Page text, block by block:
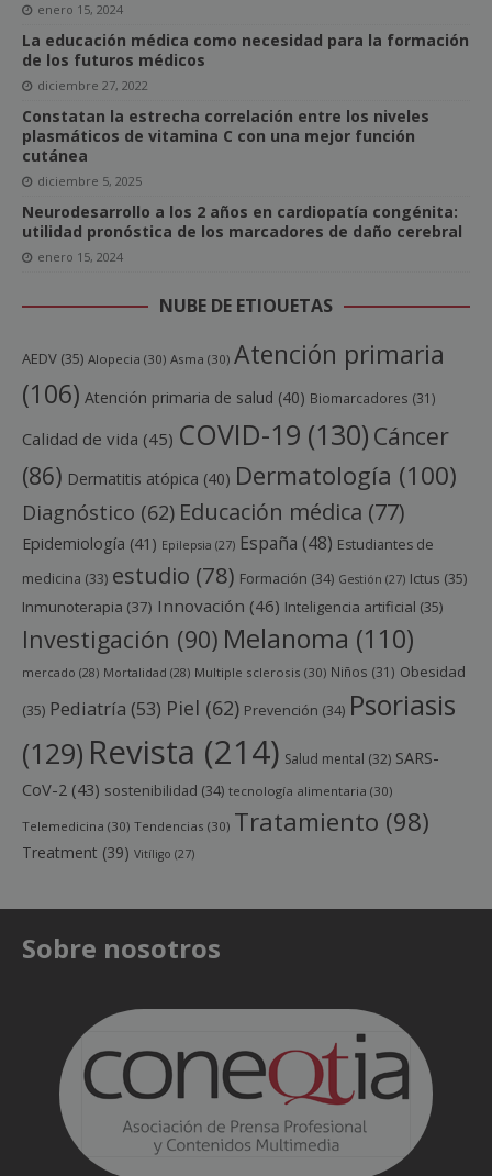
enero 15, 2024
La educación médica como necesidad para la formación
de los futuros médicos
diciembre 27, 2022
Constatan la estrecha correlación entre los niveles
plasmáticos de vitamina C con una mejor función
cutánea
diciembre 5, 2025
Neurodesarrollo a los 2 años en cardiopatía congénita:
utilidad pronóstica de los marcadores de daño cerebral
enero 15, 2024
NUBE DE ETIQUETAS
AEDV (35) Alopecia (30) Asma (30) Atención primaria
(106) Atención primaria de salud (40) Biomarcadores (31)
Calidad de vida (45) COVID-19 (130) Cáncer
(86) Dermatitis atópica (40) Dermatología (100)
Diagnóstico (62) Educación médica (77)
Epidemiología (41) Epilepsia (27) España (48) Estudiantes de
medicina (33) estudio (78) Formación (34) Gestión (27) Ictus (35)
Inmunoterapia (37) Innovación (46) Inteligencia artificial (35)
Investigación (90) Melanoma (110)
mercado (28) Mortalidad (28) Multiple sclerosis (30) Niños (31) Obesidad
(35) Pediatría (53) Piel (62) Prevención (34) Psoriasis
(129) Revista (214) Salud mental (32) SARS-
CoV-2 (43) sostenibilidad (34) tecnología alimentaria (30)
Telemedicina (30) Tendencias (30) Tratamiento (98)
Treatment (39) Vitíligo (27)
Sobre nosotros